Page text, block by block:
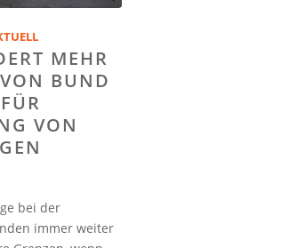
MEHR
BUND
VON
bei der
immer weiter